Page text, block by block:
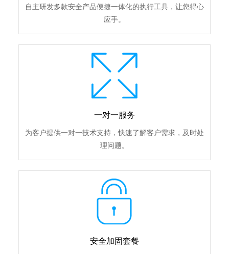
自主研发多款安全产品便捷一体化的执行工具，让您得心
应手。
一对一服务
为客户提供一对一技术支持，快速了解客户需求，及时处
理问题。
安全加固套餐